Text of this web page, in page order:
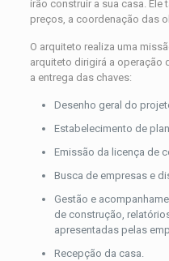
irão construir a sua casa.
preços, a coordenação das
O arquiteto realiza uma
arquiteto dirigirá a operação
a entrega das chaves:
Desenho geral do
Estabelecimento de
Emissão da licença de
Busca de empresas e
Gestão e
de construção,
apresentadas pelas
Recepção da casa.